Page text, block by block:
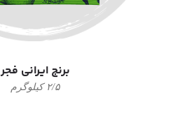
برنج ایرانی فجر
۲/۵ کیلوگرم